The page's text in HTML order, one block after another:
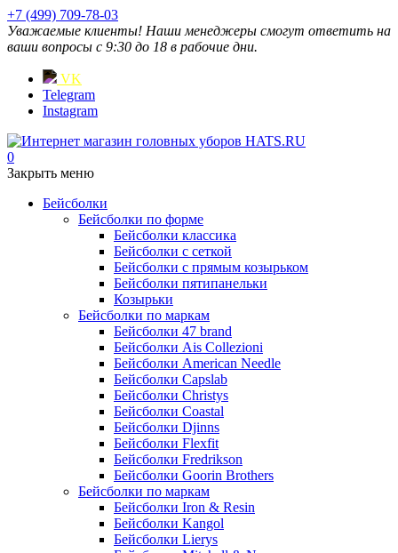
+7 (499) 709-78-03
Уважаемые клиенты! Наши менеджеры смогут ответить на
ваши вопросы с 9:30 до 18 в рабочие дни.
VK
Telegram
Instagram
0
Закрыть меню
Бейсболки
Бейсболки по форме
Бейсболки классика
Бейсболки с сеткой
Бейсболки с прямым козырьком
Бейсболки пятипанельки
Козырьки
Бейсболки по маркам
Бейсболки 47 brand
Бейсболки Ais Collezioni
Бейсболки American Needle
Бейсболки Capslab
Бейсболки Christys
Бейсболки Coastal
Бейсболки Djinns
Бейсболки Flexfit
Бейсболки Fredrikson
Бейсболки Goorin Brothers
Бейсболки по маркам
Бейсболки Iron & Resin
Бейсболки Kangol
Бейсболки Lierys